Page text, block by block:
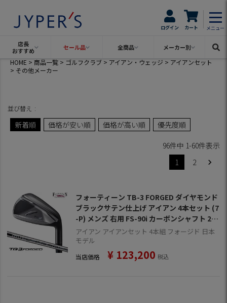
ログイン カート メニュー
店長
おすすめ
セール品 全商品 メーカー別
HOME 商品一覧 ゴルフクラブ アイアン・ウェッジ
アイアンセット
その他メーカー
並び替え
新着順 価格が安い順 価格が高い順 優先度順
96件中 1-60件表示
1
2
フォーティーン TB-3 FORGED ダイヤモンド
ブラックサテン仕上げ アイアン 4本セット (7
-P) メンズ 右用 FS-90i カーボンシャフト 202
6年モデル 日本正規品 FOURTEEN ゴルフク
ラブ
アイアン アイアンセット 4本組 フォージド 日本
モデル
当店価格 ¥ 123,200 税込